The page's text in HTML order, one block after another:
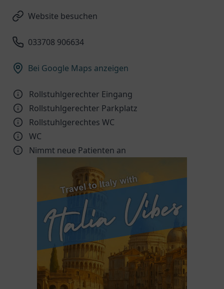
Website besuchen
033708 906634
Bei Google Maps anzeigen
Rollstuhlgerechter Eingang
Rollstuhlgerechter Parkplatz
Rollstuhlgerechtes WC
WC
Nimmt neue Patienten an